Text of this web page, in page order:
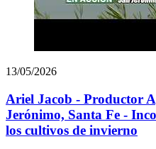
13/05/2026
Ariel Jacob - Productor
Jerónimo, Santa Fe -
los cultivos de invierno